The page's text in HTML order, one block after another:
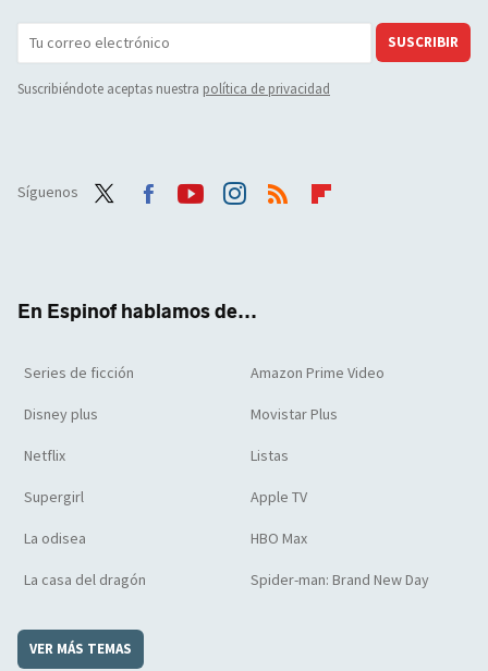
SUSCRIBIR
Suscribiéndote aceptas nuestra política de privacidad
Síguenos
En Espinof hablamos de...
Series de ficción Amazon Prime Video
Disney plus Movistar Plus
Netflix Listas
Supergirl Apple TV
La odisea HBO Max
La casa del dragón Spider-man: Brand New Day
VER MÁS TEMAS